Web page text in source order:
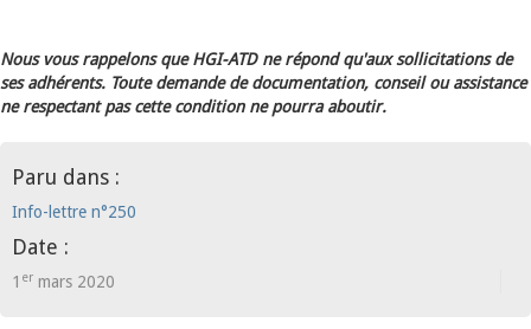
Nous vous rappelons que HGI-ATD ne répond qu'aux sollicitations de
ses adhérents. Toute demande de documentation, conseil ou assistance
ne respectant pas cette condition ne pourra aboutir.
Paru dans :
Info-lettre n°250
Date :
1 er mars 2020